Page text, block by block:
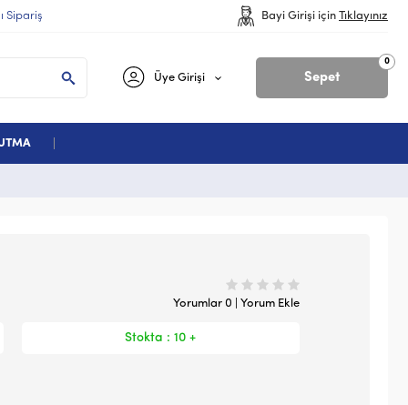
Sipariş Bayi Girişi için Tıklayınız
Sepet
0
Üye Girişi
Yorumlar 0 | Yorum Ekle
Stokta : 10 +